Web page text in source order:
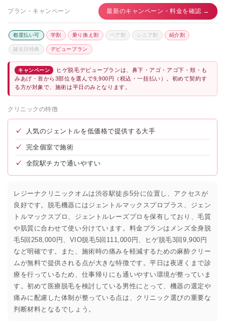
プラン・キャンペーン 最新のキャンペーン・料金を確認 →
都度払い可 学割 乗り換え割 ペア割 シニア割 紹介割
誕生日特典 デビュープラン
キャンペーン
ヒゲ脱毛デビュープランは、鼻下・アゴ・アゴ下・頬・も
みあげ・首から3部位を選んで9,900円（税込・一括払い）。初めて契約す
る方が対象で、施術は平日のみとなります。
クリニックの特徴
✓ 人気のジェントルを低価格で提供する大手
✓ 完全個室で施術
✓ 全院駅チカで通いやすい
レジーナクリニックオムは渋谷駅徒歩5分に位置し、アクセスが
良好です。脱毛機器にはジェントルマックスプロプラス、ジェン
トルマックスプロ、ジェントルレーズプロを保有しており、毛質
や肌質に合わせて使い分けています。料金プランはメンズ全身脱
毛5回258,000円、VIO脱毛5回111,000円、ヒゲ脱毛3回9,900円
など明確です。また、施術時の痛みを軽減するための麻酔クリー
ムが無料で提供される点が大きな特徴です。平日は夜遅くまで診
療を行っているため、仕事帰りにも通いやすい環境が整っていま
す。初めて医療脱毛を検討している男性にとって、機器の選定や
痛みに配慮した体制が整っている点は、クリニック選びの重要な
判断材料となるでしょう。